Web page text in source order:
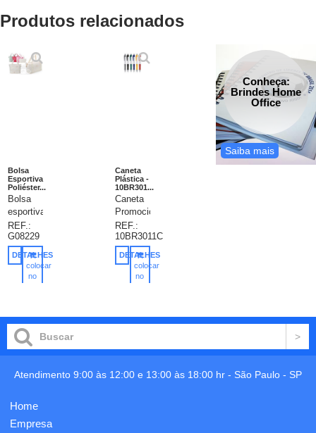
Produtos relacionados
Bolsa
Esportiva
Poliéster...
Bolsa
esportiva
para
carregar
equipamentos,
calçados
quadras,
estúdios
ou
em
Feita
poliéster
REF.:
G08229
DETALHES
colocar
no
Caneta
Plástica -
10BR301...
Caneta
Promocional,
Caneta
importada,
esfero,
corpo
plástico
de
cromados,
nas
REF.:
10BR3011C
DETALHES
colocar
no
Conheça:
Brindes Home
Office
Saiba mais
Atendimento 9:00 às 12:00 e 13:00 às 18:00 hr - São Paulo - SP
Home
Empresa